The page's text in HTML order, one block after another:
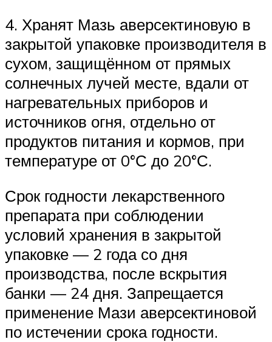
4. Хранят Мазь аверсектиновую в
закрытой упаковке производителя в
сухом, защищённом от прямых
солнечных лучей месте, вдали от
нагревательных приборов и
источников огня, отдельно от
продуктов питания и кормов, при
температуре от 0°С до 20°С.
Срок годности лекарственного
препарата при соблюдении
условий хранения в закрытой
упаковке — 2 года со дня
производства, после вскрытия
банки — 24 дня. Запрещается
применение Мази аверсектиновой
по истечении срока годности.